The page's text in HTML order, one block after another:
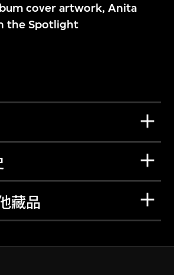
cover artwork, Anita
the Spotlight
藏品